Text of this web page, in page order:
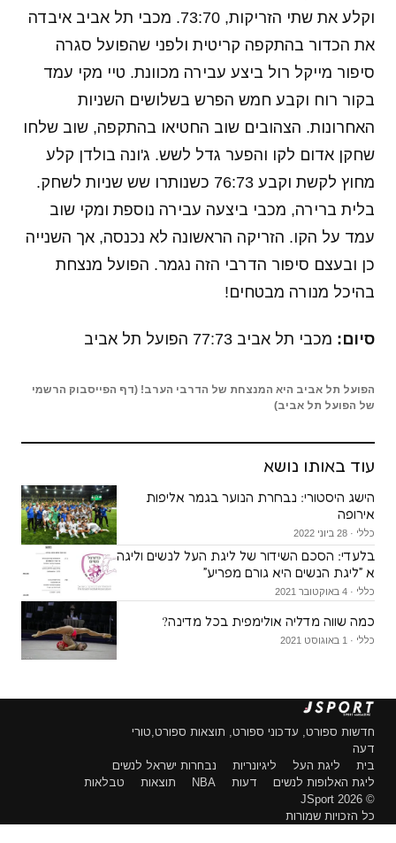
וקלע את שתי הזריקות, 73:70. מכבי תל אביב איבדה
את הכדור בהתקפה קריטית ולפני שהפועל סגרה
סיפור מייקל רול ביצע עבירה מכוונת. טיי מקי עמד
בקור רוח וקבע חמש הפרש בשלושים השניות
האחרונות. הצהובים שוב החטיאו בהתקפה, שוב שלחו
שחקן אדום לקו והפער גדל לשש. ג'ונה בולדן קלע
מחוץ לקשת וקבע 76:73 כשנותרו שש שניות לשחק.
בלית ברירה, מכבי ביצעה עבירה נוספת ומקי שוב
עמד על הקו. הזריקה הראשונה לא נכנסה, אך השנייה
כן ובעצם סיפור הדרבי הזה נגמר. הפועל מנצחת
בהיכל מנורה מבטחים!
סיום: מכבי תל אביב 77:73 הפועל תל אביב
הפועל תל אביב היא המנצחת של הדרבי הערב! (דף הפייסבוק הרשמי
של הפועל תל אביב)
עוד באותו נושא
הישג היסטורי: נבחרת הנוער בגמר אליפות
אירופה
כללי · 28 ביוני 2022
בלעדי: הסכם השידור של ליגת העל לנשים וליגה
א ״ליגת הנשים היא גורם מפריע״
כללי · 4 באוקטובר 2021
כמה שווה מדליה אולימפית בכל מדינה?
כללי · 1 באוגוסט 2021
חדשות ספורט, עדכוני ספורט, תוצאות ספורט,טורי
דעה
בית
ליגת העל ליגיונריות
נבחרות ישראל לנשים
ליגת האלופות לנשים
דעות NBA תוצאות
טבלאות
© 2026 JSport
כל הזכויות שמורות